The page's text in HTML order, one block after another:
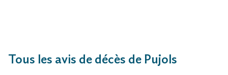
Tous les avis de décès de Pujols